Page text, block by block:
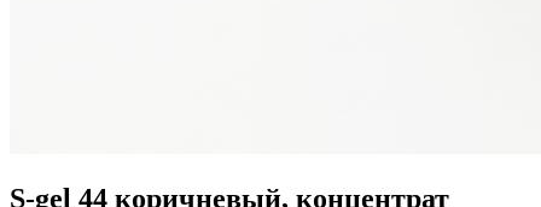
S-gel 44 коричневый, концентрат